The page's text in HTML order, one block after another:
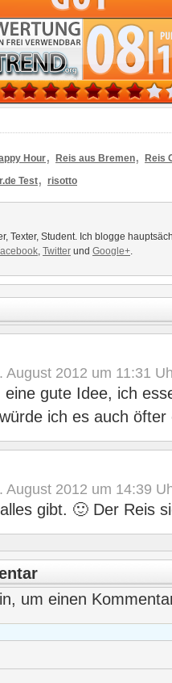
Hour, Reis aus Bremen,
Reis
Test, risotto
Texter, Student. Ich blogge
, Twitter und Google+.
August 2012 um 11:31
gute Idee, ich
ich es auch öfter
August 2012 um 14:39
gibt. 🙂 Der Reis
um einen